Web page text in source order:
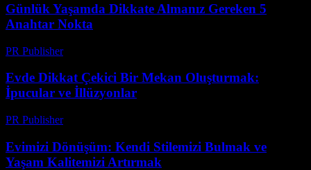
Günlük Yaşamda Dikkate Almanız Gereken 5
Anahtar Nokta
PR Publisher-
Evde Dikkat Çekici Bir Mekan Oluşturmak:
İpucular ve İllüzyonlar
PR Publisher-
Evimizi Dönüşüm: Kendi Stilemizi Bulmak ve
Yaşam Kalitemizi Artırmak